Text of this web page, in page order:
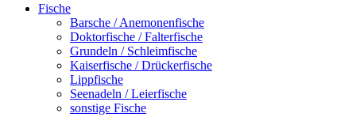
Fische
Barsche / Anemonenfische
Doktorfische / Falterfische
Grundeln / Schleimfische
Kaiserfische / Drückerfische
Lippfische
Seenadeln / Leierfische
sonstige Fische